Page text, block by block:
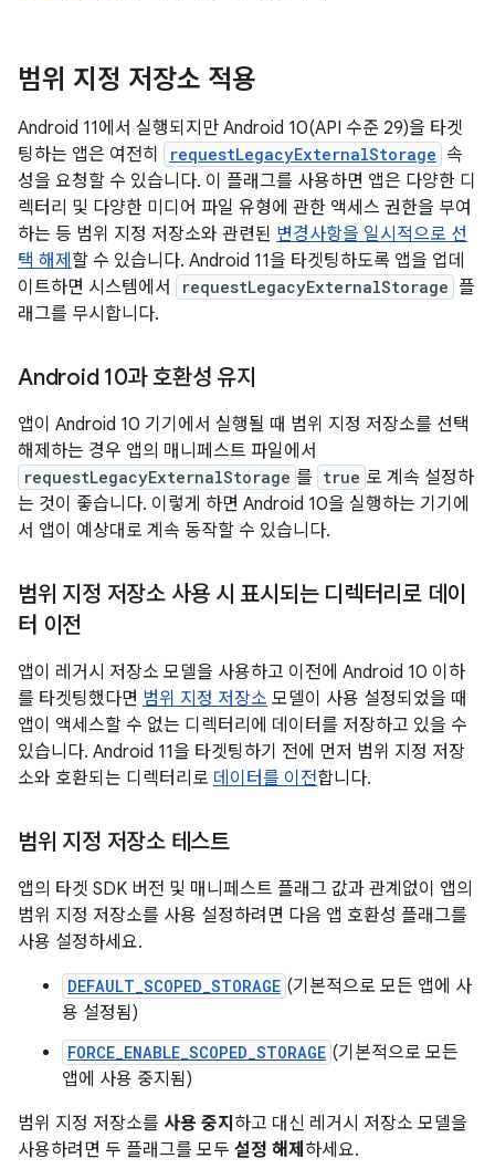
범위 지정 저장소 적용
Android 11에서 실행되지만 Android 10(API 수준 29)을 타겟
팅하는 앱은 여전히
requestLegacyExternalStorage 속
성을 요청할 수 있습니다. 이 플래그를 사용하면 앱은 다양한 디
렉터리 및 다양한 미디어 파일 유형에 관한 액세스 권한을 부여
하는 등 범위 지정 저장소와 관련된 변경사항을 일시적으로 선
택 해제 할 수 있습니다. Android 11을 타겟팅하도록 앱을 업데
이트하면 시스템에서
requestLegacyExternalStorage 플
래그를 무시합니다.
Android 10과 호환성 유지
앱이 Android 10 기기에서 실행될 때 범위 지정 저장소를 선택
해제하는 경우 앱의 매니페스트 파일에서
requestLegacyExternalStorage 를 true 로 계속 설정하
는 것이 좋습니다. 이렇게 하면 Android 10을 실행하는 기기에
서 앱이 예상대로 계속 동작할 수 있습니다.
범위 지정 저장소 사용 시 표시되는 디렉터리로 데이
터 이전
앱이 레거시 저장소 모델을 사용하고 이전에 Android 10 이하
를 타겟팅했다면 범위 지정 저장소 모델이 사용 설정되었을 때
앱이 액세스할 수 없는 디렉터리에 데이터를 저장하고 있을 수
있습니다. Android 11을 타겟팅하기 전에 먼저 범위 지정 저장
소와 호환되는 디렉터리로 데이터를 이전합니다.
범위 지정 저장소 테스트
앱의 타겟 SDK 버전 및 매니페스트 플래그 값과 관계없이 앱의
범위 지정 저장소를 사용 설정하려면 다음 앱 호환성 플래그를
사용 설정하세요.
DEFAULT_SCOPED_STORAGE (기본적으로 모든 앱에 사
용 설정됨)
FORCE_ENABLE_SCOPED_STORAGE (기본적으로 모든
앱에 사용 중지됨)
범위 지정 저장소를 사용 중지 하고 대신 레거시 저장소 모델을
사용하려면 두 플래그를 모두 설정 해제 하세요.